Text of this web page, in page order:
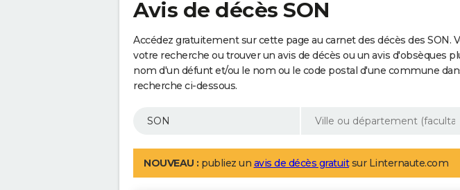
Avis de décès SON
Accédez gratuitement sur cette page au carnet des décès des SON.
votre recherche ou trouver un avis de décès ou un avis d'obsèques
nom d'un défunt et/ou le nom ou le code postal d'une commune
recherche ci-dessous.
NOUVEAU : publiez un avis de décès gratuitsur Linternaute.com